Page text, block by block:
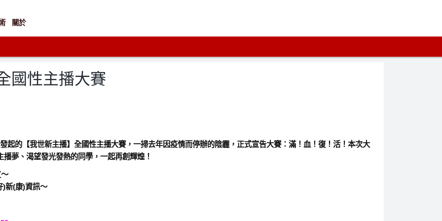
關於
國性主播大賽
起的【我世新主播】全國性主播大賽，一掃去年因疫情而停辦的陰霾，正式宣告大賽：滿！血！復！活！本次大
夢、渴望發光發熱的同學，一起再創輝煌！
)新(康)資訊～